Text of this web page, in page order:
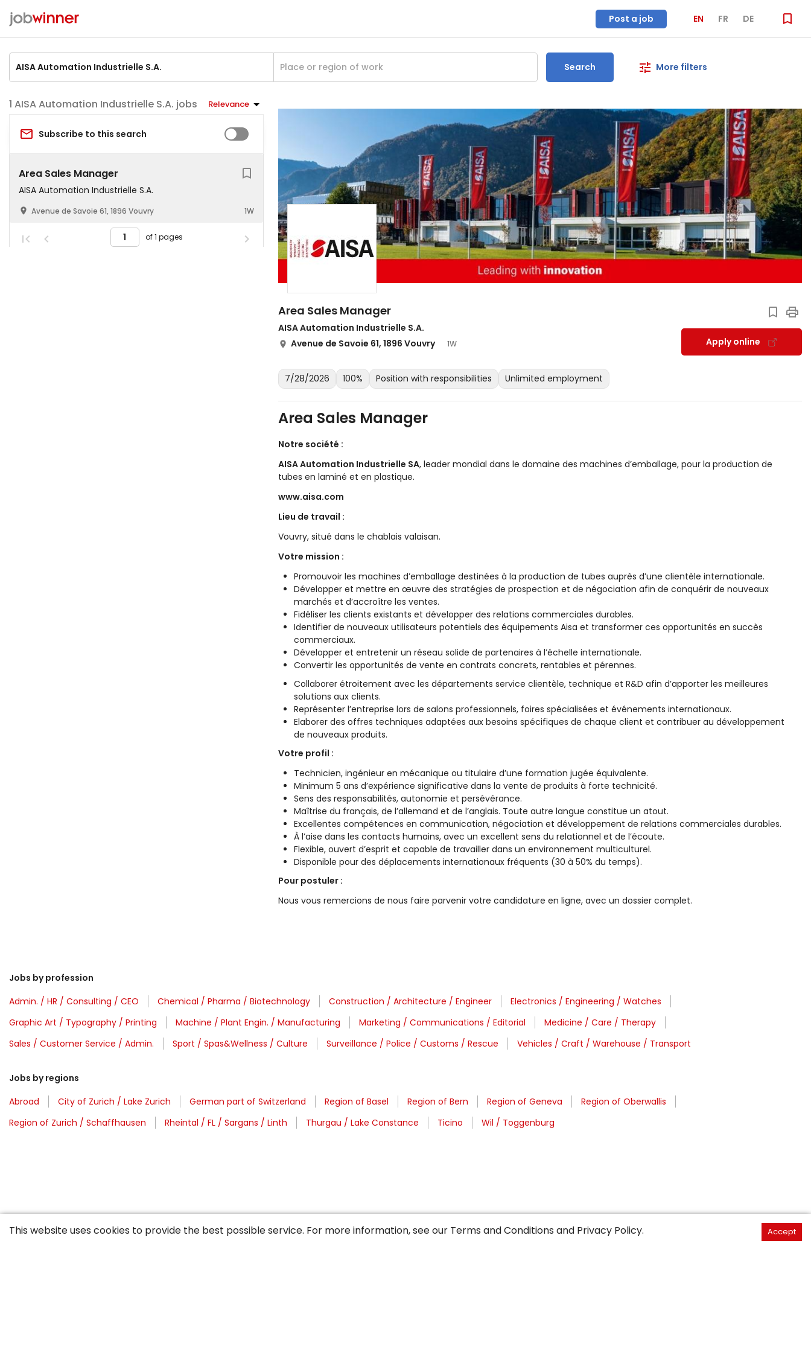
Post a job EN FR DE
Search More filters
AISA Automation Industrielle S.A. jobs Relevance
Subscribe to this search
Area Sales Manager
AISA Automation Industrielle S.A.
Avenue de Savoie 61, 1896 Vouvry 1W
of 1 pages
Area Sales Manager
AISA Automation Industrielle S.A.
Avenue de Savoie 61, 1896 Vouvry
1W Apply online
7/28/2026 100% Position with responsibilities Unlimited employment
Area Sales Manager
Notre société :
AISA Automation Industrielle SA, leader mondial dans le domaine des machines d’emballage, pour la production de
tubes en laminé et en plastique.
www.aisa.com
Lieu de travail :
Vouvry, situé dans le chablais valaisan.
Votre mission :
Promouvoir les machines d’emballage destinées à la production de tubes auprès d’une clientèle internationale.
Développer et mettre en œuvre des stratégies de prospection et de négociation afin de conquérir de nouveaux
marchés et d’accroître les ventes.
Fidéliser les clients existants et développer des relations commerciales durables.
Identifier de nouveaux utilisateurs potentiels des équipements Aisa et transformer ces opportunités en succès
commerciaux.
Développer et entretenir un réseau solide de partenaires à l’échelle internationale.
Convertir les opportunités de vente en contrats concrets, rentables et pérennes.
Collaborer étroitement avec les départements service clientèle, technique et R&D afin d’apporter les meilleures
solutions aux clients.
Représenter l’entreprise lors de salons professionnels, foires spécialisées et événements internationaux.
Elaborer des offres techniques adaptées aux besoins spécifiques de chaque client et contribuer au développement
de nouveaux produits.
Votre profil :
Technicien, ingénieur en mécanique ou titulaire d’une formation jugée équivalente.
Minimum 5 ans d’expérience significative dans la vente de produits à forte technicité.
Sens des responsabilités, autonomie et persévérance.
Maîtrise du français, de l’allemand et de l’anglais. Toute autre langue constitue un atout.
Excellentes compétences en communication, négociation et développement de relations commerciales durables.
À l’aise dans les contacts humains, avec un excellent sens du relationnel et de l’écoute.
Flexible, ouvert d’esprit et capable de travailler dans un environnement multiculturel.
Disponible pour des déplacements internationaux fréquents (30 à 50% du temps).
Pour postuler :
Nous vous remercions de nous faire parvenir votre candidature en ligne, avec un dossier complet.
Jobs by profession
Admin. / HR / Consulting / CEO
Chemical / Pharma / Biotechnology Construction / Architecture / Engineer
Electronics / Engineering / Watches
Graphic Art / Typography / Printing
Machine / Plant Engin. / Manufacturing Marketing / Communications / Editorial
Medicine / Care / Therapy
Sales / Customer Service / Admin.
Sport / Spas&Wellness / Culture Surveillance / Police / Customs / Rescue Vehicles / Craft / Warehouse / Transport
Jobs by regions
Abroad
City of Zurich / Lake Zurich German part of Switzerland Region of Basel Region of Bern Region of Geneva
Region of Oberwallis
Region of Zurich / Schaffhausen
Rheintal / FL / Sargans / Linth Thurgau / Lake Constance Ticino Wil / Toggenburg
This website uses cookies to provide the best possible service. For more information, see our Terms and Conditions and Privacy Policy. Accept